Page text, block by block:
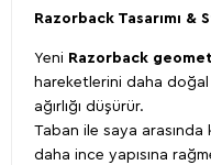
Razorback Tasarımı &
Yeni Razorback
hareketlerini daha doğal
ağırlığı düşürür.
Taban ile saya arasında
daha ince yapısına